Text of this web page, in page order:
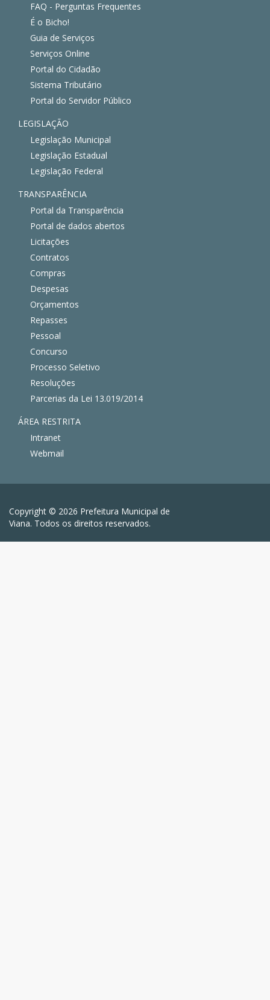
FAQ - Perguntas Frequentes
É o Bicho!
Guia de Serviços
Serviços Online
Portal do Cidadão
Sistema Tributário
Portal do Servidor Público
LEGISLAÇÃO
Legislação Municipal
Legislação Estadual
Legislação Federal
TRANSPARÊNCIA
Portal da Transparência
Portal de dados abertos
Licitações
Contratos
Compras
Despesas
Orçamentos
Repasses
Pessoal
Concurso
Processo Seletivo
Resoluções
Parcerias da Lei 13.019/2014
ÁREA RESTRITA
Intranet
Webmail
Copyright © 2026 Prefeitura Municipal de
Viana. Todos os direitos reservados.